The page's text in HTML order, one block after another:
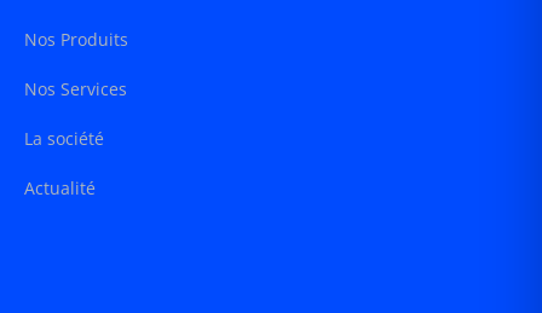
Nos Produits
Nos Services
La société
Actualité